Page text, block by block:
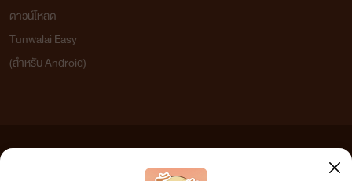
ดาวน์โหลด
Tunwalai Easy
(สำหรับ Android)
เว็บไซต์แห่งนี้ไม่ได้เห็นด้วยและไม่ขอรับผิดชอบต่อข้อความใดๆ ทั้งสิ้น ดังนั้นผู้อ่านทุกท่านโปรดใช้